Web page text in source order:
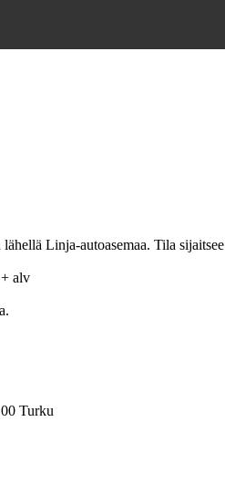
Linja-autoasemaa. Tila
alv
Turku